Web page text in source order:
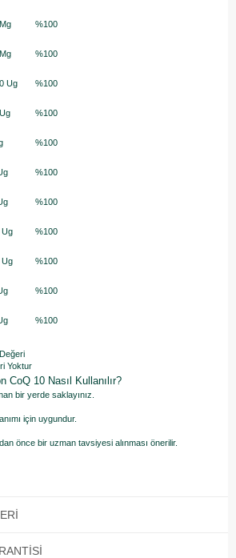
%100
%100
Ug %100
%100
%100
%100
%100
Ug %100
Ug %100
%100
%100
Yoktur
CoQ 10 Nasıl Kullanılır?
bir yerde saklayınız.
için uygundur.
önce bir uzman tavsiyesi alınması önerilir.